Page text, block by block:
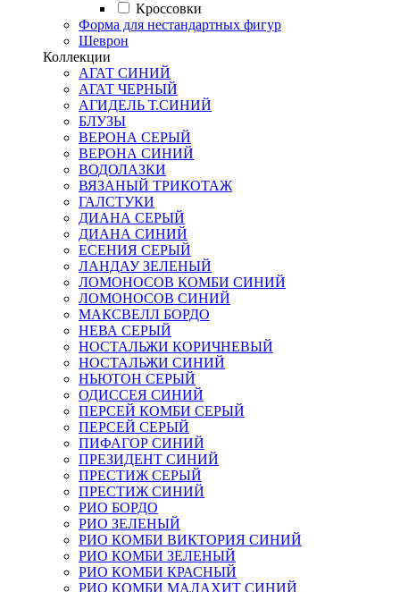
Кроссовки
Форма для нестандартных фигур
Шеврон
Коллекции
АГАТ СИНИЙ
АГАТ ЧЕРНЫЙ
АГИДЕЛЬ Т.СИНИЙ
БЛУЗЫ
ВЕРОНА СЕРЫЙ
ВЕРОНА СИНИЙ
ВОДОЛАЗКИ
ВЯЗАНЫЙ ТРИКОТАЖ
ГАЛСТУКИ
ДИАНА СЕРЫЙ
ДИАНА СИНИЙ
ЕСЕНИЯ СЕРЫЙ
ЛАНДАУ ЗЕЛЕНЫЙ
ЛОМОНОСОВ КОМБИ СИНИЙ
ЛОМОНОСОВ СИНИЙ
МАКСВЕЛЛ БОРДО
НЕВА СЕРЫЙ
НОСТАЛЬЖИ КОРИЧНЕВЫЙ
НОСТАЛЬЖИ СИНИЙ
НЬЮТОН СЕРЫЙ
ОДИССЕЯ СИНИЙ
ПЕРСЕЙ КОМБИ СЕРЫЙ
ПЕРСЕЙ СЕРЫЙ
ПИФАГОР СИНИЙ
ПРЕЗИДЕНТ СИНИЙ
ПРЕСТИЖ СЕРЫЙ
ПРЕСТИЖ СИНИЙ
РИО БОРДО
РИО ЗЕЛЕНЫЙ
РИО КОМБИ ВИКТОРИЯ СИНИЙ
РИО КОМБИ ЗЕЛЕНЫЙ
РИО КОМБИ КРАСНЫЙ
РИО КОМБИ МАЛАХИТ СИНИЙ